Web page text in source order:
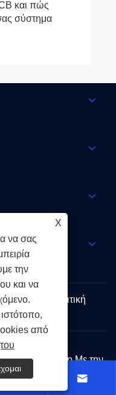
XML
Πολιτική
Flame Group Με την
 
X
να σας
την
και να
από